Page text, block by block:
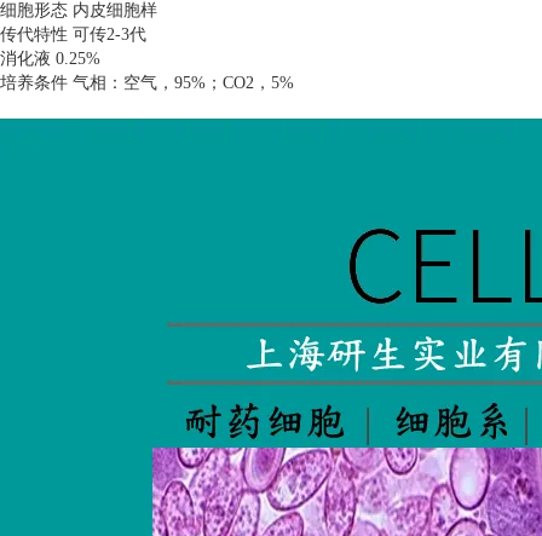
细胞形态 内皮细胞样
传代特性 可传2-3代
消化液 0.25%
培养条件 气相：空气， 95% ； CO2 ， 5%